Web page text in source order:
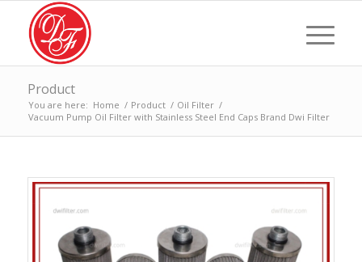
Product
You are here: Home / Product / Oil Filter /
Vacuum Pump Oil Filter with Stainless Steel End Caps Brand Dwi Filter